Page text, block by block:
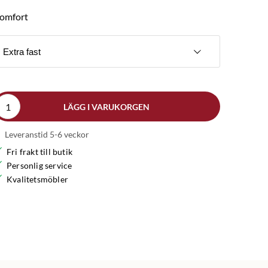
Extra fast
LÄGG I VARUKORGEN
Leveranstid 5-6 veckor
Fri frakt till butik
Personlig service
Kvalitetsmöbler